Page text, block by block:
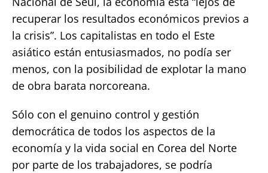
recuperar los resultados económicos previos a
la crisis”. Los capitalistas en todo el Este
asiático están entusiasmados, no podía ser
menos, con la posibilidad de explotar la mano
de obra barata norcoreana.
Sólo con el genuino control y gestión
democrática de todos los aspectos de la
economía y la vida social en Corea del Norte
por parte de los trabajadores, se podría